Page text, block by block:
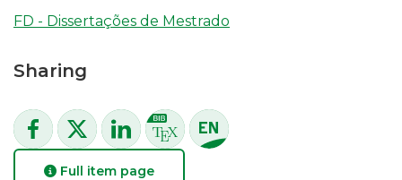
FD - Dissertações de Mestrado
Sharing
Full item page